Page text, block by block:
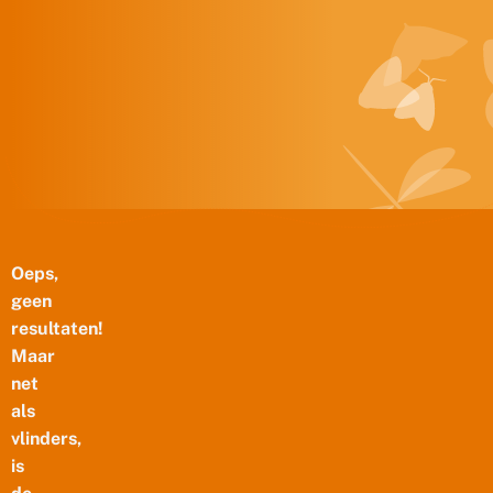
Oeps,
geen
resultaten!
Maar
net
als
vlinders,
is